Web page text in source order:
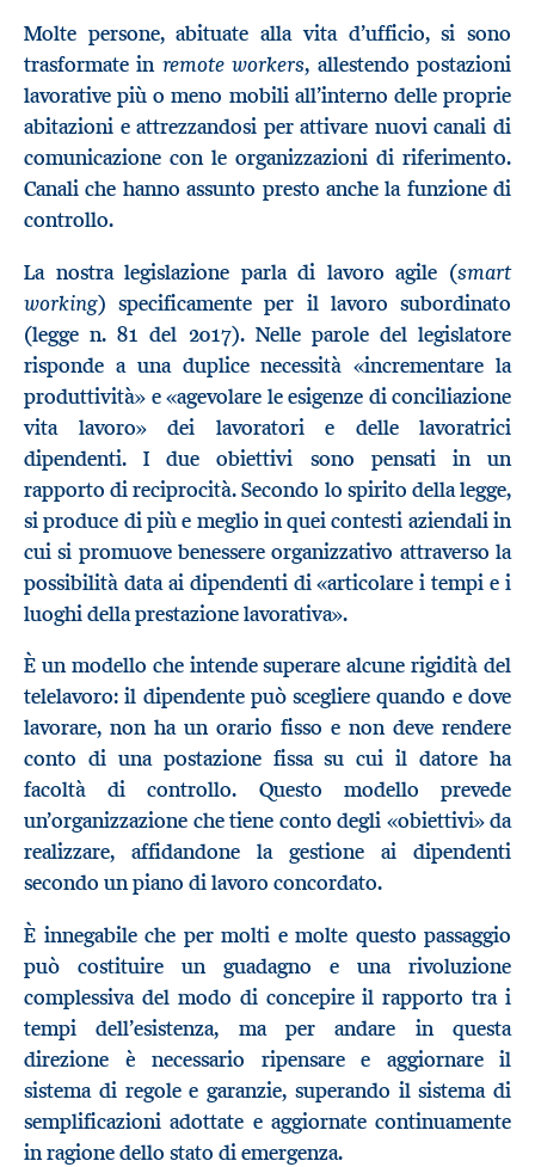
Molte persone, abituate alla vita d’ufficio, si sono
trasformate in remote workers, allestendo postazioni
lavorative più o meno mobili all’interno delle proprie
abitazioni e attrezzandosi per attivare nuovi canali di
comunicazione con le organizzazioni di riferimento.
Canali che hanno assunto presto anche la funzione di
controllo.
La nostra legislazione parla di lavoro agile (smart
working) specificamente per il lavoro subordinato
(legge n. 81 del 2017). Nelle parole del legislatore
risponde a una duplice necessità «incrementare la
produttività» e «agevolare le esigenze di conciliazione
vita lavoro» dei lavoratori e delle lavoratrici
dipendenti. I due obiettivi sono pensati in un
rapporto di reciprocità. Secondo lo spirito della legge,
si produce di più e meglio in quei contesti aziendali in
cui si promuove benessere organizzativo attraverso la
possibilità data ai dipendenti di «articolare i tempi e i
luoghi della prestazione lavorativa».
È un modello che intende superare alcune rigidità del
telelavoro: il dipendente può scegliere quando e dove
lavorare, non ha un orario fisso e non deve rendere
conto di una postazione fissa su cui il datore ha
facoltà di controllo. Questo modello prevede
un’organizzazione che tiene conto degli «obiettivi» da
realizzare, affidandone la gestione ai dipendenti
secondo un piano di lavoro concordato.
È innegabile che per molti e molte questo passaggio
può costituire un guadagno e una rivoluzione
complessiva del modo di concepire il rapporto tra i
tempi dell’esistenza, ma per andare in questa
direzione è necessario ripensare e aggiornare il
sistema di regole e garanzie, superando il sistema di
semplificazioni adottate e aggiornate continuamente
in ragione dello stato di emergenza.